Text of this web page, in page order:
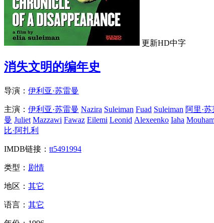
更新HD中字
消失文明的编年史
导演： 伊利亚·苏雷曼
主演： 伊利亚·苏雷曼 Nazira Suleiman Fuad Suleiman 阿里·
曼 Juliet Mazzawi Fawaz Eilemi Leonid Alexeenko Iaha
比·阿扎利
IMDB链接： tt5491994
类型： 剧情
地区： 其它
语言： 其它